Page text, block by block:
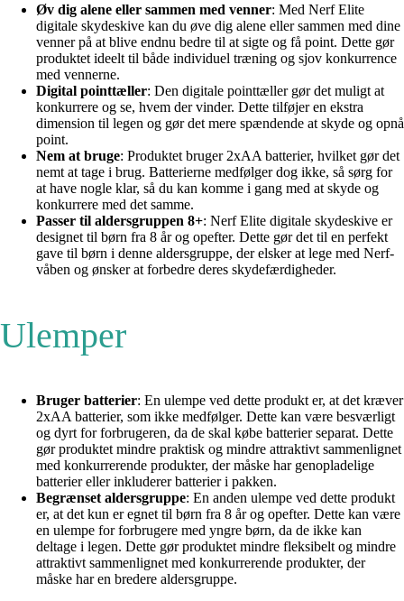
Øv dig alene eller sammen med venner: Med Nerf Elite
digitale skydeskive kan du øve dig alene eller sammen med dine
venner på at blive endnu bedre til at sigte og få point. Dette gør
produktet ideelt til både individuel træning og sjov konkurrence
med vennerne.
Digital pointtæller: Den digitale pointtæller gør det muligt at
konkurrere og se, hvem der vinder. Dette tilføjer en ekstra
dimension til legen og gør det mere spændende at skyde og opnå
point.
Nem at bruge: Produktet bruger 2xAA batterier, hvilket gør det
nemt at tage i brug. Batterierne medfølger dog ikke, så sørg for
at have nogle klar, så du kan komme i gang med at skyde og
konkurrere med det samme.
Passer til aldersgruppen 8+: Nerf Elite digitale skydeskive er
designet til børn fra 8 år og opefter. Dette gør det til en perfekt
gave til børn i denne aldersgruppe, der elsker at lege med Nerf-
våben og ønsker at forbedre deres skydefærdigheder.
Ulemper
Bruger batterier: En ulempe ved dette produkt er, at det kræver
2xAA batterier, som ikke medfølger. Dette kan være besværligt
og dyrt for forbrugeren, da de skal købe batterier separat. Dette
gør produktet mindre praktisk og mindre attraktivt sammenlignet
med konkurrerende produkter, der måske har genopladelige
batterier eller inkluderer batterier i pakken.
Begrænset aldersgruppe: En anden ulempe ved dette produkt
er, at det kun er egnet til børn fra 8 år og opefter. Dette kan være
en ulempe for forbrugere med yngre børn, da de ikke kan
deltage i legen. Dette gør produktet mindre fleksibelt og mindre
attraktivt sammenlignet med konkurrerende produkter, der
måske har en bredere aldersgruppe.